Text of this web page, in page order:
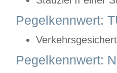
Pegelkennwert:
Pegelkennwert: